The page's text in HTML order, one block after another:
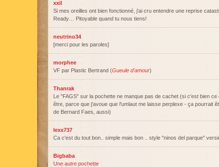
xxil
Si mes oreilles ont bien fonctionné, j'ai cru entendre une reprise
Ready… Pitoyable quand tu nous tiens!
neutrino34
[merci pour les paroles]
morphee
VF par Plastic Bertrand (Gueule d'amour)
Thanrak
Le "FAGS" sur la pochette ne manque pas de cachet (si c'est bien ce
être, parce que j'avoue que l'umlaut me laisse perplexe - ça pourrait
de Bernard Faes, aussi)
lexx737
Ca c'est du tout bon.. simple mais bon .. style "ninos del parque"
Bigbaba
Une autre pochette